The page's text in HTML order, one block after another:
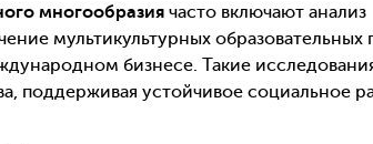
многообразия часто включают анализ
мультикультурных образовательных
бизнесе. Такие
поддерживая устойчивое социальное